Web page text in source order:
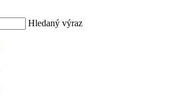
Hledaný výraz